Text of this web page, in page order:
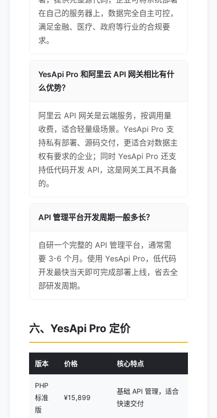
在自己的服务器上，数据完全自主可控，
满足金融、医疗、政府等行业的合规要
求。
YesApi Pro 和阿里云 API 网关相比有什
么优势？
阿里云 API 网关是云端服务，按调用量
收费，适合轻量级场景。YesApi Pro 支
持私有部署、源码交付，更适合对数据主
权有要求的企业；同时 YesApi Pro 还支
持低代码开发 API，这是网关工具不具备
的。
API 管理平台开发周期一般多长？
自研一个完整的 API 管理平台，通常需
要 3-6 个月。使用 YesApi Pro，低代码
开发最快当天即可完成部署上线，省去全
部研发周期。
六、YesApi Pro 定价
版本 价格 核心特点
PHP
标准
版
¥15,899
基础 API 管理，适合
快速交付